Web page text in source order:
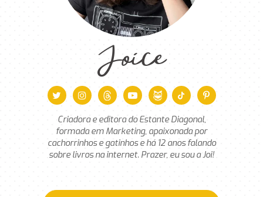
Joice
Criadora e editora do Estante Diagonal,
formada em Marketing, apaixonada por
cachorrinhos e gatinhos e há 12 anos falando
sobre livros na internet. Prazer, eu sou a Joi!